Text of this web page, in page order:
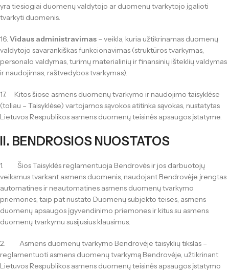
yra tiesiogiai duomenų valdytojo ar duomenų tvarkytojo įgalioti
tvarkyti duomenis.
16. Vidaus administravimas – veikla, kuria užtikrinamas duomenų
valdytojo savarankiškas funkcionavimas (struktūros tvarkymas,
personalo valdymas, turimų materialinių ir finansinių išteklių valdymas
ir naudojimas, raštvedybos tvarkymas).
17. Kitos šiose asmens duomenų tvarkymo ir naudojimo taisyklėse
(toliau – Taisyklėse) vartojamos sąvokos atitinka sąvokas, nustatytas
Lietuvos Respublikos asmens duomenų teisinės apsaugos įstatyme.
II. BENDROSIOS NUOSTATOS
1. Šios Taisyklės reglamentuoja Bendrovės ir jos darbuotojų
veiksmus tvarkant asmens duomenis, naudojant Bendrovėje įrengtas
automatines ir neautomatines asmens duomenų tvarkymo
priemones, taip pat nustato Duomenų subjekto teises, asmens
duomenų apsaugos įgyvendinimo priemones ir kitus su asmens
duomenų tvarkymu susijusius klausimus.
2. Asmens duomenų tvarkymo Bendrovėje taisyklių tikslas –
reglamentuoti asmens duomenų tvarkymą Bendrovėje, užtikrinant
Lietuvos Respublikos asmens duomenų teisinės apsaugos įstatymo